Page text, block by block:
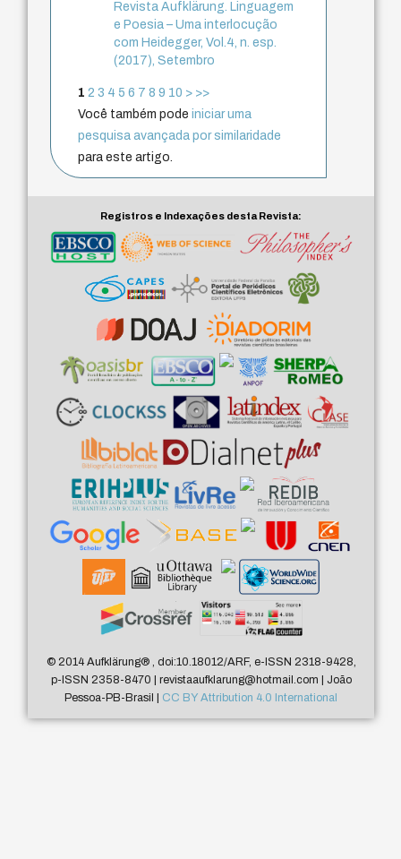
Revista Aufklärung. Linguagem
e Poesia – Uma interlocução
com Heidegger, Vol.4, n. esp.
(2017), Setembro
1 2 3 4 5 6 7 8 9 10 > >>
Você também podeiniciar uma
pesquisa avançada por similaridade
para este artigo.
Registros e Indexações desta Revista:
© 2014 Aufklärung®, doi:10.18012/ARF, e-ISSN 2318-9428,
p-ISSN 2358-8470 | revistaaufklarung@hotmail.com | João
Pessoa-PB-Brasil | CC BY Attribution 4.0 International